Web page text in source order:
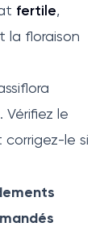
fertile,
la floraison
. Vérifiez le
le si